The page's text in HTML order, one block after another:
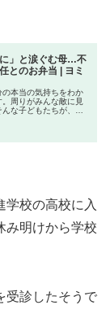
に」と涙ぐむ母…不
とのお弁当 | ヨミ
本当の気持ちをわか
周りがみんな敵に見
な子どもたちが、一
学校の高校に入
み明けから学校
受診したそうで